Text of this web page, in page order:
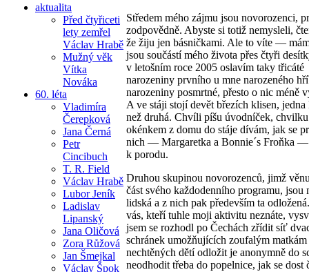
aktualita
Před čtyřiceti
lety zemřel
Václav Hrabě
Mužný věk
Vítka
Nováka
60. léta
Vladimíra
Čerepková
Jana Černá
Petr
Cincibuch
T. R. Field
Václav Hrabě
Lubor Jeník
Ladislav
Lipanský
Jana Oličová
Zora Růžová
Jan Šmejkal
Václav Špok
Středem mého zájmu jsou novorozenci,
zodpovědně. Abyste si totiž nemysleli,
že žiju jen básničkami. Ale to víte —
jsou součástí mého života přes čtyři
v letošním roce 2005 oslavím taky třicáté
narozeniny prvního u mne narozeného
narozeniny posmrtné, přesto o nic méně
A ve stáji stojí devět březích klisen, jedna
než druhá. Chvíli píšu úvodníček, chvilku
okénkem z domu do stáje dívám, jak se
nich — Margaretka a Bonnie´s Froňka
k porodu.
Druhou skupinou novorozenců, jimž
část svého každodenního programu, jsou
lidská a z nich pak především ta
vás, kteří tuhle moji aktivitu neznáte,
jsem se rozhodl po Čechách zřídit síť
schránek umožňujících zoufalým matkám
nechtěných dětí odložit je anonymně do
neodhodit třeba do popelnice, jak se dost